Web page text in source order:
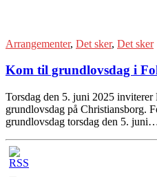
Arrangementer, Det sker, Det sker
Kom til grundlovsdag i
Torsdag den 5. juni 2025
grundlovsdag på Christiansborg.
grundlovsdag torsdag den 5.